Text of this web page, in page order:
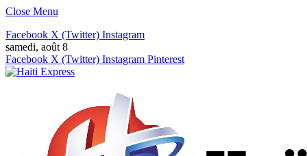
Close Menu
Facebook X (Twitter) Instagram
samedi, août 8
Facebook X (Twitter) Instagram Pinterest